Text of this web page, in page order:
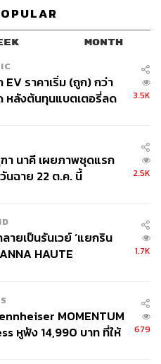
องศิลปินฝ่ายหญิง ประกอบ
MAMAMOO, Oh My Girl
คือศิลปินทุกวงจะต้องปล่อย
ะขึ้นอันดับ 1 บนชาร์ต และ
ละสัปดาห์ เช่น โจทย์ในรอบ
เพลงของศิลปินคู่แข่ง
สุดท้ายติดกัน 2 ครั้งก็จะต้อง
งการแข่งขันรอบสุดท้ายที่จะ
อนหน้า
MONTH
EV ราคาเริ่ม (ถูก) กว่า
หลังต้นทุนแบตเตอรี่ลด
3.5K
า นาคี เผยภาพชุดแรก
นฉาย 22 ต.ค. นี้
2.5K
ายเป็นรันเวย์ ‘แยกริน
HAUTE
1.7K
MOMENTUM
หูฟัง 14,990 บาท ที่ให้
679